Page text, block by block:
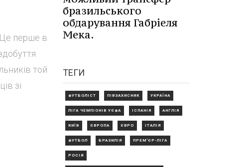
перше в
той
зі
бразильського
обдарування Габріеля
Мека.
ТЕГИ
ФУТБОЛІСТ ПІВЗАХИСНИК УКРАЇНА
ЛІГА ЧЕМПІОНІВ УЄФА ІСПАНІЯ АНГЛІЯ
КИЇВ ЄВРОПА ЄВРО ІТАЛІЯ
ФУТБОЛ БРАЗИЛІЯ ПРЕМ'ЄР-ЛІГА
РОСІЯ